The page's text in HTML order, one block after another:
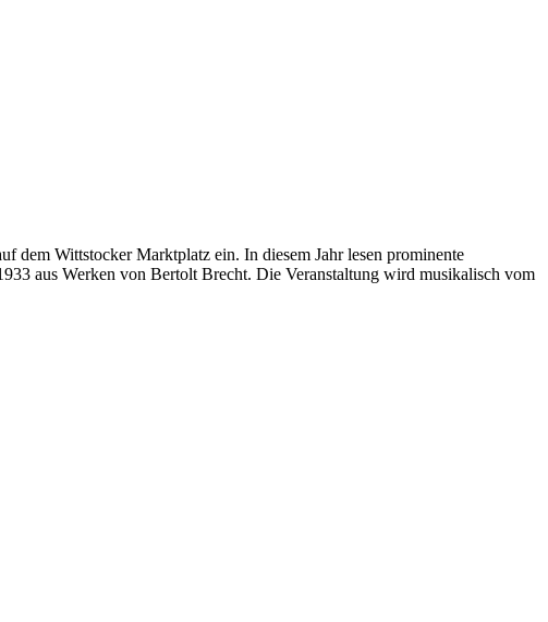
dem Wittstocker Marktplatz ein. In diesem Jahr lesen prominente
aus Werken von Bertolt Brecht. Die Veranstaltung wird musikalisch vom